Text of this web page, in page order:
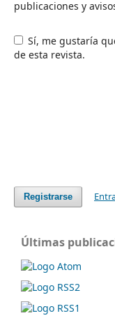
publicaciones y
Sí, me gustaría que me contactaran para revisar artículos
de esta revista.
Registrarse
Últimas